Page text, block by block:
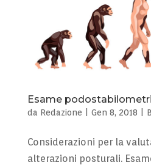
Esame
da Redazione Gen 8, 2018
Considerazioni per la
alterazioni posturali.